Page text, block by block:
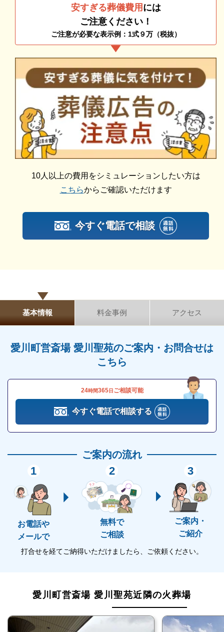
追加料金の心配がない総額費用を提示します
人数・式場・火葬場などの各種条件やご要望、ご事情
にあわせて、お見積りを作成いたします。葬儀を施行
する前に総額費用をご確認いただき、それぞれの内訳
をご説明します。その上で葬儀費用の総額にご納得い
ただいてから施行いたしますのでご安心ください。
一般葬では比較的大規模な葬儀になることも多く、制
限をせずに仕事関係の方やご近所の方まで幅広く参列
できることが特徴です。
愛川町営斎場愛川聖苑の一日葬
「一日葬」とは、本来は2日かけて執り行われる通夜
から葬儀、火葬までの流れを、通夜を省略して1日で
完了させるお葬式です。
一日葬では通夜を省略するため仮眠の必要がなく、親
族や参列者の負担が軽減されます。
このメリットが現代に合っており、近年は一日葬を選
択するご家庭も増えています。
ので、ご安心ください。
親族と親しかったご友人やご家族の方で集まり、アッ
あり、最近は家族葬の需要が高まり、家族葬専門の葬
儀場も急増しています。
愛川町営斎場愛川聖苑でも家族葬が執り行えるので、
希望される方は相談時にお伝えください。
愛川町営斎場愛川聖苑の直葬・火葬式
が執り行われる葬儀形態です。
必要最低限の費用と時間で故人を見送れることがメリ
ットではありますが、故人と過ごす最期の時間が短い
ため、賛否が分かれやすい葬儀形式です。
そのため、親族間でよく話し合ってから選択すること
をおすすめします。
愛川町営斎場愛川聖苑には火葬炉が設けられているの
愛川町営斎場愛川聖苑の詳細情報をご紹介します。
安すぎる葬儀費用 には
ご注意ください！
ご注意が必要な表示例：1式９万（税抜）
10人以上の費用をシミュレーションしたい方は
こちらからご確認いただけます
今すぐ電話で相談
基本情報 料金事例 アクセス
愛川町営斎場 愛川聖苑のご案内・お問合せは
こちら
24時間365日 ご相談可能
今すぐ電話で相談する
ご案内の流れ
1
お電話や
メールで
2
無料で
ご相談
3
ご案内・
ご紹介
打合せを経てご納得いただけましたら、ご依頼ください。
愛川町営斎場 愛川聖苑近隣の火葬場